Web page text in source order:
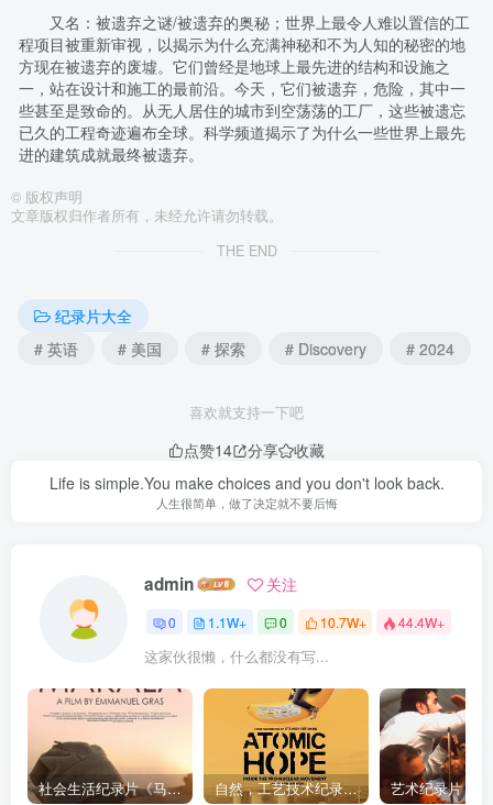
又名：被遗弃之谜/被遗弃的奥秘；世界上最令人难以置信的工
程项目被重新审视，以揭示为什么充满神秘和不为人知的秘密的地
方现在被遗弃的废墟。它们曾经是地球上最先进的结构和设施之
一，站在设计和施工的最前沿。今天，它们被遗弃，危险，其中一
些甚至是致命的。从无人居住的城市到空荡荡的工厂，这些被遗忘
已久的工程奇迹遍布全球。科学频道揭示了为什么一些世界上最先
进的建筑成就最终被遗弃。
© 版权声明
文章版权归作者所有，未经允许请勿转载。
THE END
纪录片大全
# 英语
# 美国 # 探索 # Discovery # 2024
喜欢就支持一下吧
点赞14 分享
收藏
Life is simple.You make choices and you don't look back.
人生很简单，做了决定就不要后悔
admin 关注
0 1.1W+ 0 10.7W+ 44.4W+
这家伙很懒，什么都没有写...
社会生活纪录片《马加拉 Makala》下载 自然，工艺技术纪录片《原子能的希望 Atomic Hope – Inside the Pro-Nuclear Movement》下载